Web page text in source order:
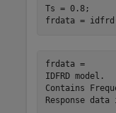
Ts = 0.8;
frdata =
frdata =
IDFRD model.
Contains
Response